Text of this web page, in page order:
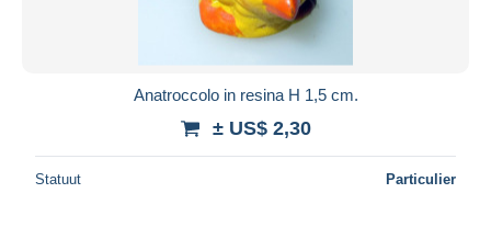
Anatroccolo in resina H 1,5 cm.
± US$ 2,30
Statuut Particulier